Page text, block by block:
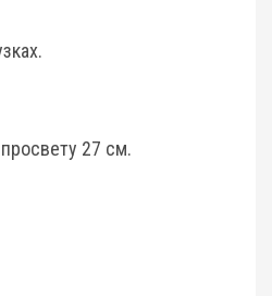
27 см.